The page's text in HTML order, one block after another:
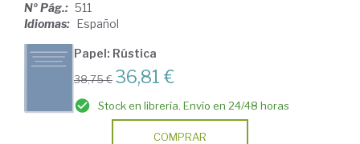
Nº Pág.: 511
Idiomas: Español
Papel: Rústica
38,75 € 36,81 €
Stock en librería. Envío en 24/48 horas
COMPRAR